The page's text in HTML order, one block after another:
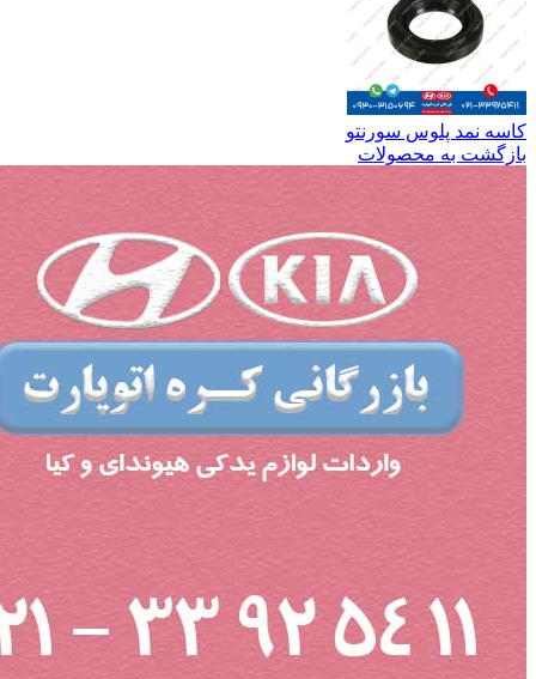
کاسه نمد پلوس سورنتو
بازگشت به محصولات